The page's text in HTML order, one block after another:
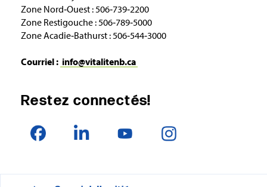
Zone Nord‑Ouest : 506‑739‑2200
Zone Restigouche : 506‑789‑5000
Zone Acadie‑Bathurst : 506‑544‑3000
Courriel : info@vitalitenb.ca
Restez connectés!